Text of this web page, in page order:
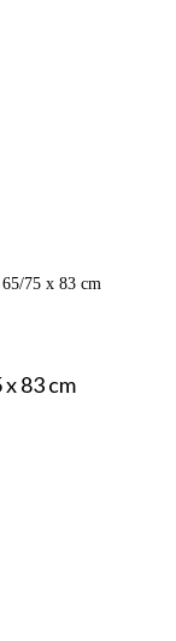
75 x 83 cm
83 cm